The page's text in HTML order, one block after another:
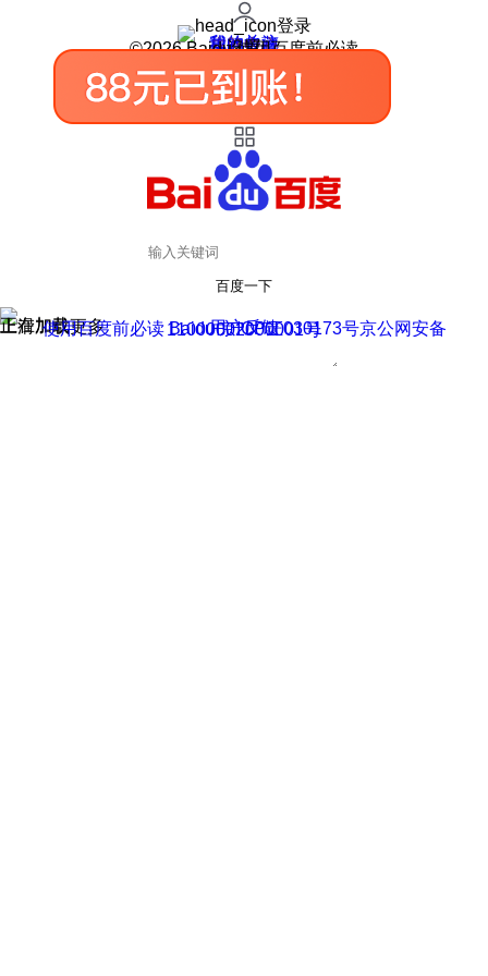
登录
我的关注
我的收藏
皮肤中心
用户反馈
设置
©2026 Baidu 使用百度前必读
百度一下
正在加载
上滑加载更多 用户反馈
使用百度前必读 Baidu 京ICP证030173号
京公网安备11000002000001号